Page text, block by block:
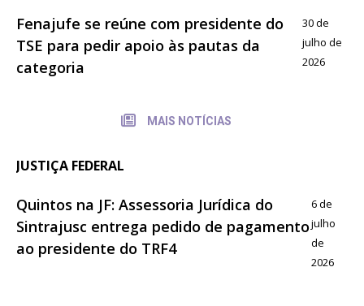
Fenajufe se reúne com presidente do
TSE para pedir apoio às pautas da
categoria
30 de
julho de
2026
MAIS NOTÍCIAS
JUSTIÇA FEDERAL
Quintos na JF: Assessoria Jurídica do
Sintrajusc entrega pedido de pagamento
ao presidente do TRF4
6 de
julho
de
2026